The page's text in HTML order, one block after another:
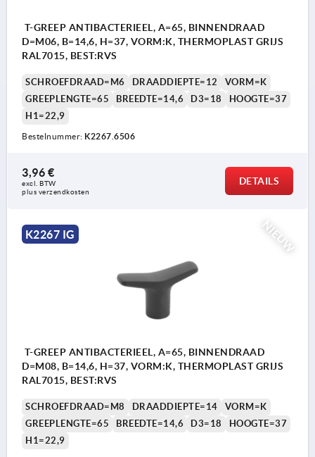
T-GREEP ANTIBACTERIEEL, A=65, BINNENDRAAD
D=M06, B=14,6, H=37, VORM:K, THERMOPLAST GRIJS
RAL7015, BEST:RVS
SCHROEFDRAAD=M6 DRAADDIEPTE=12
VORM=K
GREEPLENGTE=65
BREEDTE=14,6 D3=18
HOOGTE=37
H1=22,9
Bestelnummer: K2267.6506
3,96 €
excl. BTW
plus verzendkosten
DETAILS
NIEUW
K2267 IG
T-GREEP ANTIBACTERIEEL, A=65, BINNENDRAAD
D=M08, B=14,6, H=37, VORM:K, THERMOPLAST GRIJS
RAL7015, BEST:RVS
SCHROEFDRAAD=M8 DRAADDIEPTE=14
VORM=K
GREEPLENGTE=65
BREEDTE=14,6 D3=18
HOOGTE=37
H1=22,9